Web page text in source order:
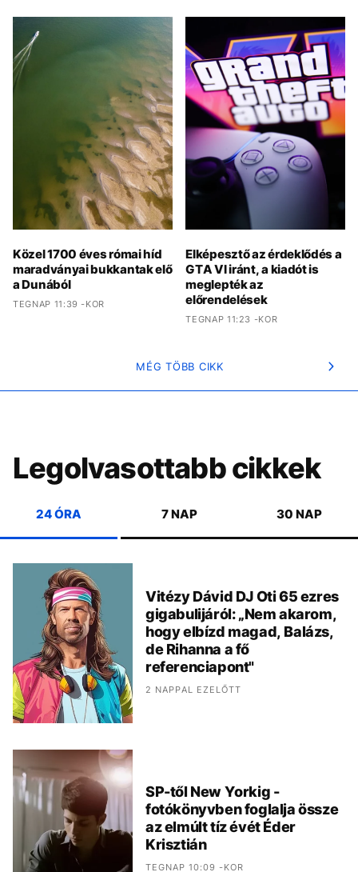
Közel 1700 éves római híd
maradványai bukkantak elő
a Dunából
TEGNAP 11:39 -KOR
Elképesztő az érdeklődés a
GTA VI iránt, a kiadót is
meglepték az
előrendelések
TEGNAP 11:23 -KOR
MÉG TÖBB CIKK
Legolvasottabb cikkek
24 ÓRA 7 NAP 30 NAP
Vitézy Dávid DJ Oti 65 ezres
gigabulijáról: „Nem akarom,
hogy elbízd magad, Balázs,
de Rihanna a fő
referenciapont"
2 NAPPAL EZELŐTT
SP-től New Yorkig -
fotókönyvben foglalja össze
az elmúlt tíz évét Éder
Krisztián
TEGNAP 10:09 -KOR